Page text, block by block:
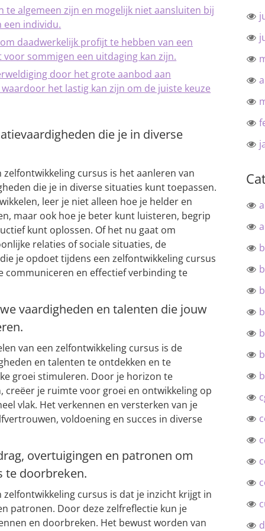
te algemeen zijn en mogelijk niet aansluiten bij
een individu.
daadwerkelijk profijt te hebben van een
sommigen een uitdaging kan zijn.
door het grote aanbod aan
het lastig kan zijn om de juiste keuze
die je in diverse
cursus is het aanleren van
die je in diverse situaties kunt toepassen.
leer je niet alleen hoe je helder en
maar ook hoe je beter kunt luisteren, begrip
kunt oplossen. Of het nu gaat om
relaties of sociale situaties, de
je opdoet tijdens een zelfontwikkeling cursus
communiceren en effectief verbinding te
vaardigheden en talenten die jouw
van een zelfontwikkeling cursus is de
en talenten te ontdekken en te
groei stimuleren. Door je horizon te
creëer je ruimte voor groei en ontwikkeling op
vlak. Het verkennen en versterken van je
voldoening en succes in diverse
overtuigingen en patronen om
te doorbreken.
zelfontwikkeling cursus is dat je inzicht krijgt in
patronen. Door deze zelfreflectie kun je
en doorbreken. Het bewust worden van